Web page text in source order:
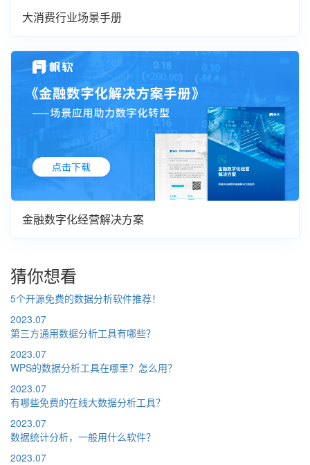
大消费行业场景手册
金融数字化经营解决方案
猜你想看
5个开源免费的数据分析软件推荐！
2023.07
第三方通用数据分析工具有哪些？
2023.07
WPS的数据分析工具在哪里？怎么用？
2023.07
有哪些免费的在线大数据分析工具？
2023.07
数据统计分析，一般用什么软件？
2023.07